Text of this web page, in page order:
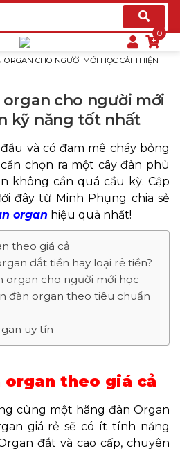
CHO NGƯỜI MỚI HỌC CẢI THIỆN
organ cho người mới
kỹ năng tốt nhất
và có đam mê cháy bỏng
chọn ra một cây đàn phù
không cần quá cầu kỳ. Cập
đây từ Minh Phụng chia sẻ
organ hiệu quả nhất!
theo giá cả
đắt tiền hay loại rẻ tiền?
organ cho người mới học
đàn organ theo tiêu chuẩn
uy tín
organ theo giá cả
cùng một hãng đàn Organ
giá rẻ sẽ có ít tính năng
đắt và cao cấp, chuyên